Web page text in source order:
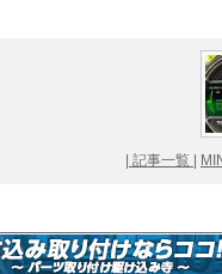
| 記事一覧 |